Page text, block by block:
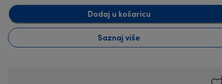
Dodaj u košaricu
Saznaj više